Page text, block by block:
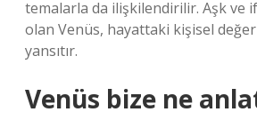
temalarla da ilişkilendirilir. Aşk ve
olan Venüs, hayattaki kişisel
yansıtır.
Venüs bize ne